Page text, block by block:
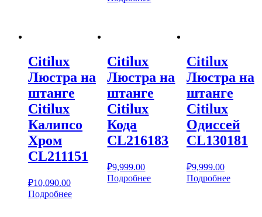
Citilux
Люстра на
штанге
Citilux
Калипсо
Хром
CL211151
₽10,090.00
Подробнее
Citilux
Люстра на
штанге
Citilux
Кода
CL216183
₽9,999.00
Подробнее
Citilux
Люстра на
штанге
Citilux
Одиссей
CL130181
₽9,999.00
Подробнее